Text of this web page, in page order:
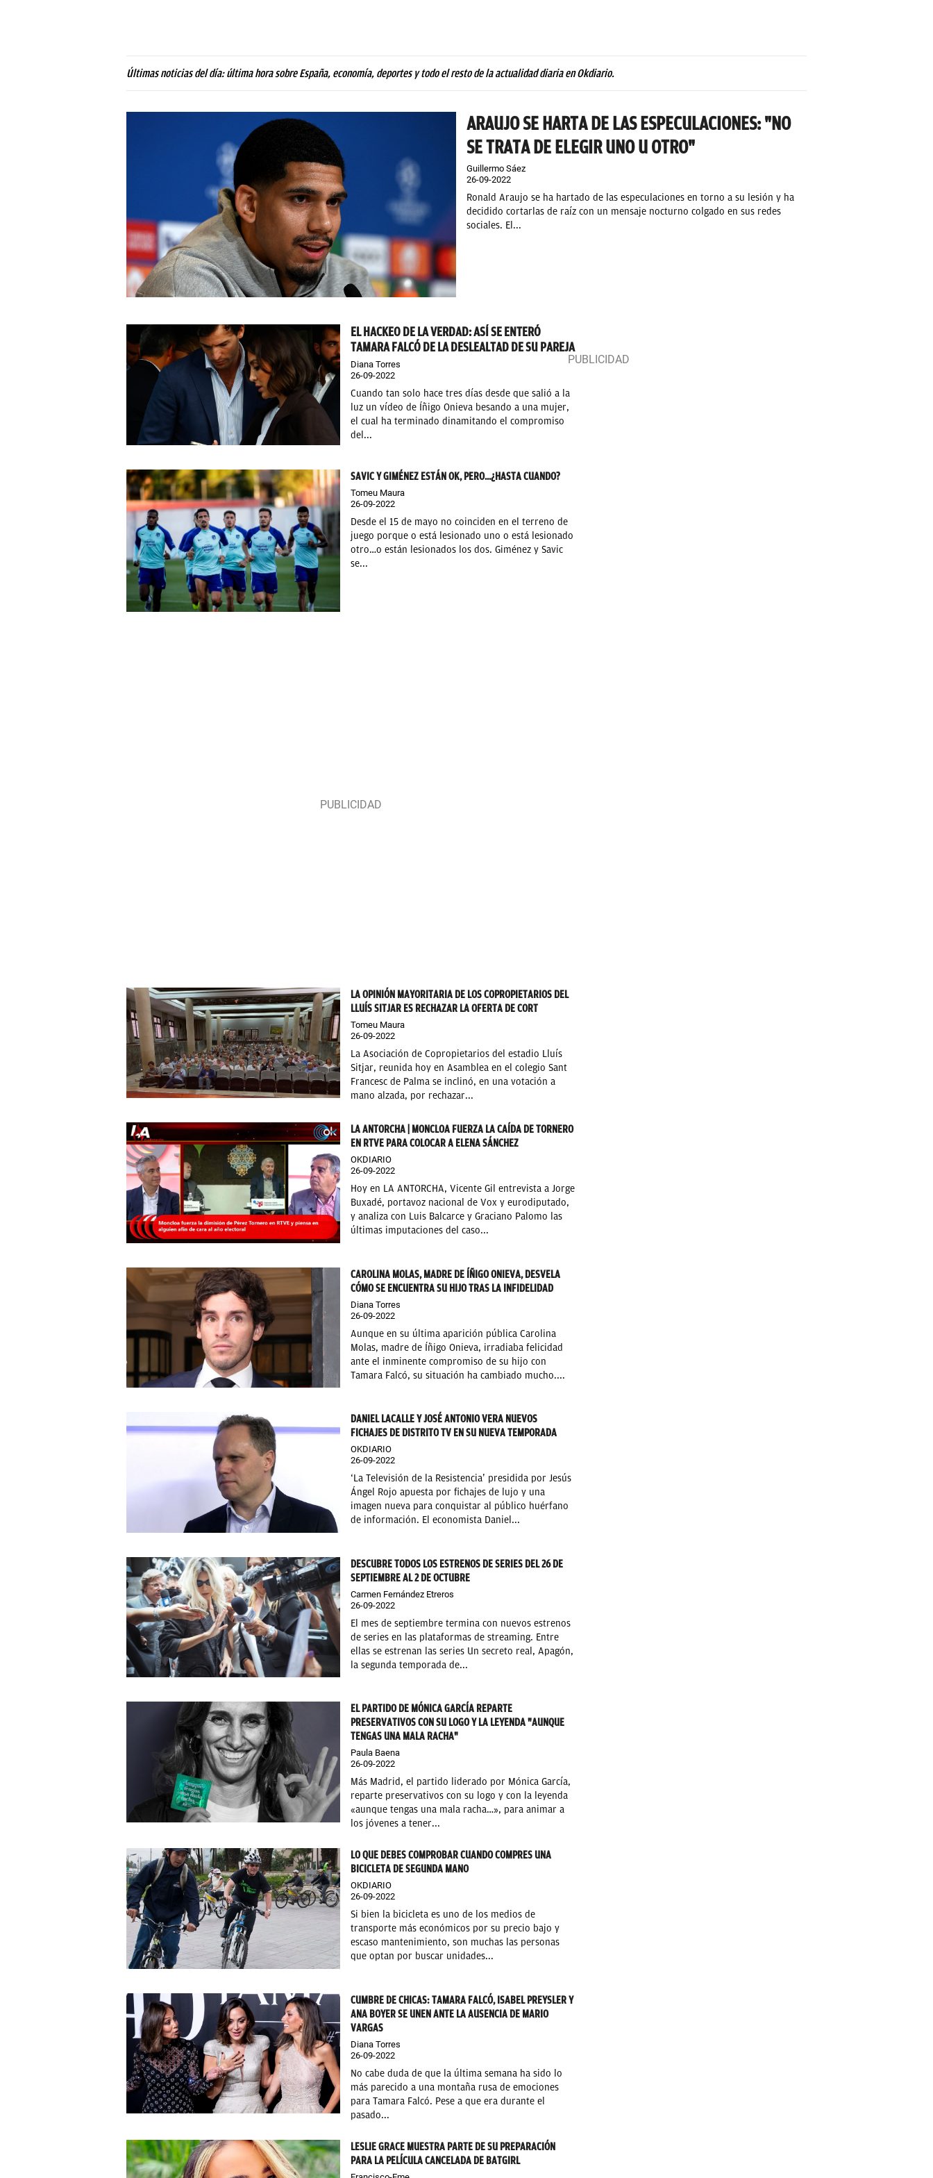
Últimas noticias del día: última hora sobre España, economía, deportes y todo el resto de la actualidad diaria en Okdiario.
ARAUJO SE HARTA DE LAS ESPECULACIONES: "NO
SE TRATA DE ELEGIR UNO U OTRO"
Guillermo Sáez
26-09-2022
Ronald Araujo se ha hartado de las especulaciones en torno a su lesión y ha
decidido cortarlas de raíz con un mensaje nocturno colgado en sus redes
sociales. El...
EL HACKEO DE LA VERDAD: ASÍ SE ENTERÓ
TAMARA FALCÓ DE LA DESLEALTAD DE SU PAREJA
Diana Torres
26-09-2022
Cuando tan solo hace tres días desde que salió a la
luz un vídeo de Íñigo Onieva besando a una mujer,
el cual ha terminado dinamitando el compromiso
del...
SAVIC Y GIMÉNEZ ESTÁN OK, PERO...¿HASTA CUANDO?
Tomeu Maura
26-09-2022
Desde el 15 de mayo no coinciden en el terreno de
juego porque o está lesionado uno o está lesionado
otro…o están lesionados los dos. Giménez y Savic
se...
LA OPINIÓN MAYORITARIA DE LOS COPROPIETARIOS DEL
LLUÍS SITJAR ES RECHAZAR LA OFERTA DE CORT
Tomeu Maura
26-09-2022
La Asociación de Copropietarios del estadio Lluís
Sitjar, reunida hoy en Asamblea en el colegio Sant
Francesc de Palma se inclinó, en una votación a
mano alzada, por rechazar...
LA ANTORCHA | MONCLOA FUERZA LA CAÍDA DE TORNERO
EN RTVE PARA COLOCAR A ELENA SÁNCHEZ
OKDIARIO
26-09-2022
Hoy en LA ANTORCHA, Vicente Gil entrevista a Jorge
Buxadé, portavoz nacional de Vox y eurodiputado,
y analiza con Luis Balcarce y Graciano Palomo las
últimas imputaciones del caso...
CAROLINA MOLAS, MADRE DE ÍÑIGO ONIEVA, DESVELA
CÓMO SE ENCUENTRA SU HIJO TRAS LA INFIDELIDAD
Diana Torres
26-09-2022
Aunque en su última aparición pública Carolina
Molas, madre de Íñigo Onieva, irradiaba felicidad
ante el inminente compromiso de su hijo con
Tamara Falcó, su situación ha cambiado mucho....
DANIEL LACALLE Y JOSÉ ANTONIO VERA NUEVOS
FICHAJES DE DISTRITO TV EN SU NUEVA TEMPORADA
OKDIARIO
26-09-2022
‘La Televisión de la Resistencia’ presidida por Jesús
Ángel Rojo apuesta por fichajes de lujo y una
imagen nueva para conquistar al público huérfano
de información. El economista Daniel...
DESCUBRE TODOS LOS ESTRENOS DE SERIES DEL 26 DE
SEPTIEMBRE AL 2 DE OCTUBRE
Carmen Fernández Etreros
26-09-2022
El mes de septiembre termina con nuevos estrenos
de series en las plataformas de streaming. Entre
ellas se estrenan las series Un secreto real, Apagón,
la segunda temporada de...
EL PARTIDO DE MÓNICA GARCÍA REPARTE
PRESERVATIVOS CON SU LOGO Y LA LEYENDA "AUNQUE
TENGAS UNA MALA RACHA"
Paula Baena
26-09-2022
Más Madrid, el partido liderado por Mónica García,
reparte preservativos con su logo y con la leyenda
«aunque tengas una mala racha…», para animar a
los jóvenes a tener...
LO QUE DEBES COMPROBAR CUANDO COMPRES UNA
BICICLETA DE SEGUNDA MANO
OKDIARIO
26-09-2022
Si bien la bicicleta es uno de los medios de
transporte más económicos por su precio bajo y
escaso mantenimiento, son muchas las personas
que optan por buscar unidades...
CUMBRE DE CHICAS: TAMARA FALCÓ, ISABEL PREYSLER Y
ANA BOYER SE UNEN ANTE LA AUSENCIA DE MARIO
VARGAS
Diana Torres
26-09-2022
No cabe duda de que la última semana ha sido lo
más parecido a una montaña rusa de emociones
para Tamara Falcó. Pese a que era durante el
pasado...
LESLIE GRACE MUESTRA PARTE DE SU PREPARACIÓN
PARA LA PELÍCULA CANCELADA DE BATGIRL